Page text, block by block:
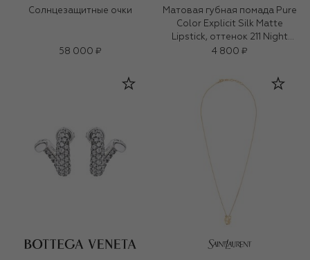
Солнцезащитные очки
58 000 ₽
Матовая губная помада Pure
Color Explicit Silk Matte
Lipstick, оттенок 211 Night
Moves (0,7ml)
4 800 ₽